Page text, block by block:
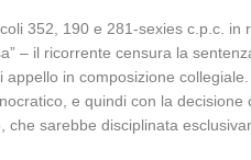
352, 190 e 281-sexies c.p.c.
– il ricorrente censura la
in composizione
e quindi con la
sarebbe disciplinata